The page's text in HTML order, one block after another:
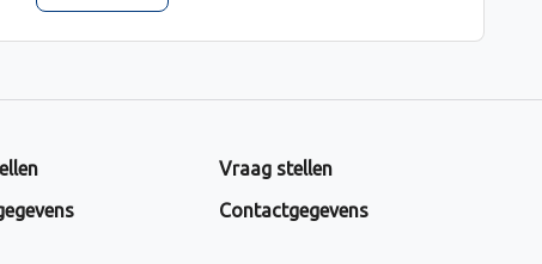
Vraag stellen
Contactgegevens